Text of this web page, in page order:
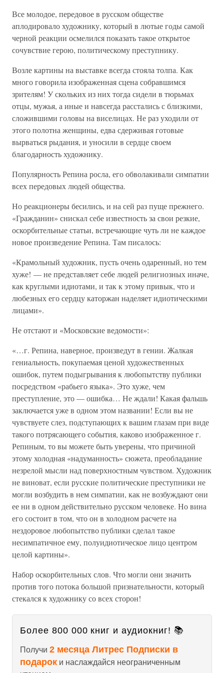
Все молодое, передовое в русском обществе
аплодировало художнику, который в лютые годы самой
черной реакции осмелился показать такое открытое
сочувствие герою, политическому преступнику.
Возле картины на выставке всегда стояла толпа. Как
много говорила изображенная сцена собравшимся
зрителям! У скольких из них тогда сидели в тюрьмах
отцы, мужья, а иные и навсегда расстались с близкими,
сложившими головы на виселицах. Не раз уходили от
этого полотна женщины, едва сдерживая готовые
вырваться рыдания, и уносили в сердце своем
благодарность художнику.
Популярность Репина росла, его обволакивали симпатии
всех передовых людей общества.
Но реакционеры бесились, и на сей раз пуще прежнего.
«Гражданин» снискал себе известность за свои резкие,
оскорбительные статьи, встречающие чуть ли не каждое
новое произведение Репина. Там писалось:
«Крамольный художник, пусть очень одаренный, но тем
хуже! — не представляет себе людей религиозных иначе,
как круглыми идиотами, и так к этому привык, что и
любезных его сердцу каторжан наделяет идиотическими
лицами».
Не отстают и «Московские ведомости»:
«…г. Репина, наверное, произведут в гении. Жалкая
гениальность, покупаемая ценой художественных
ошибок, путем подыгрывания к любопытству публики
посредством «рабьего языка». Это хуже, чем
преступление, это — ошибка… Не ждали! Какая фальшь
заключается уже в одном этом названии! Если вы не
чувствуете слез, подступающих к вашим глазам при виде
такого потрясающего события, каково изображенное г.
Репиным, то вы можете быть уверены, что причиной
этому холодная «надуманность» сюжета, преобладание
незрелой мысли над поверхностным чувством. Художник
не виноват, если русские политические преступники не
могли возбудить в нем симпатии, как не возбуждают они
ее ни в одном действительно русском человеке. Но вина
его состоит в том, что он в холодном расчете на
нездоровое любопытство публики сделал такое
несимпатичное ему, полуидиотическое лицо центром
целой картины».
Набор оскорбительных слов. Что могли они значить
против того потока большой признательности, который
стекался к художнику со всех сторон!
Более 800 000 книг и аудиокниг! 📚
Получи 2 месяца Литрес Подписки в
подарок и наслаждайся неограниченным